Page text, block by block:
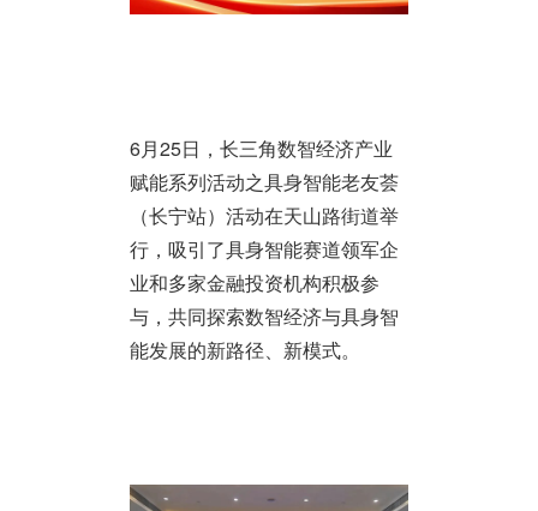
6月25日，长三角数智经济产业
赋能系列活动之具身智能老友荟
（长宁站）活动在天山路街道举
行，吸引了具身智能赛道领军企
业和多家金融投资机构积极参
与，共同探索数智经济与具身智
能发展的新路径、新模式。